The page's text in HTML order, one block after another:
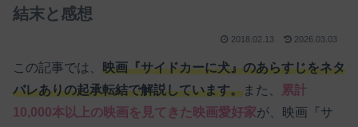
結末と感想
2018.02.13 2026.03.03
この記事では、 映画『サイドカーに犬』のあらすじをネタ
バレありの起承転結で解説しています。 また、
累計
10,000本以上の映画を見てきた映画愛好家が、映画『サ